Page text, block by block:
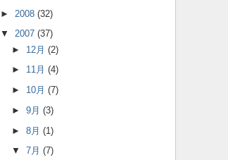
► 2008 (32)
▼ 2007 (37)
► 12月 (2)
► 11月 (4)
► 10月 (7)
► 9月 (3)
► 8月 (1)
▼ 7月 (7)